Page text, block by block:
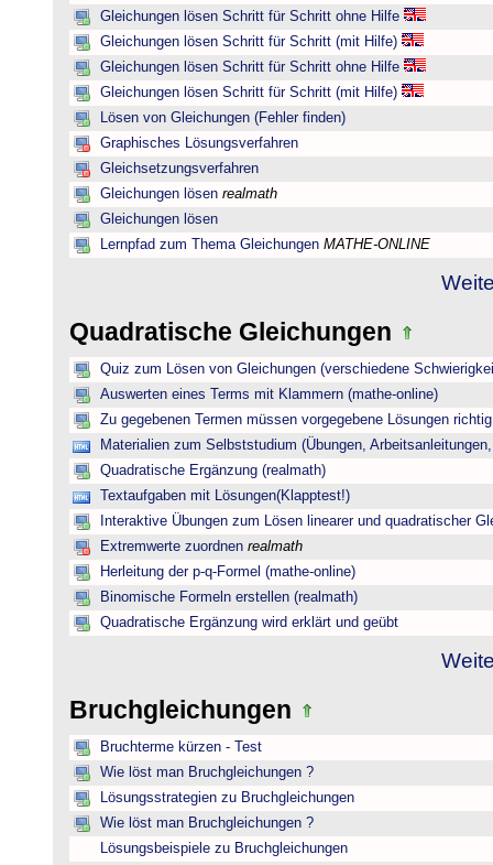
Gleichungen lösen Schritt für Schritt ohne Hilfe
Gleichungen lösen Schritt für Schritt (mit Hilfe)
Gleichungen lösen Schritt für Schritt ohne Hilfe
Gleichungen lösen Schritt für Schritt (mit Hilfe)
Lösen von Gleichungen (Fehler finden)
Graphisches Lösungsverfahren
Gleichsetzungsverfahren
Gleichungen lösen realmath
Gleichungen lösen
Lernpfad zum Thema Gleichungen MATHE-ONLINE
Quadratische Gleichungen
Quiz zum Lösen von Gleichungen (verschiedene
Auswerten eines Terms mit Klammern (mathe-online)
Zu gegebenen Termen müssen vorgegebene Lösungen
Materialien zum Selbststudium (Übungen,
Quadratische Ergänzung (realmath)
Textaufgaben mit Lösungen(Klapptest!)
Interaktive Übungen zum Lösen linearer und quadratischer
Extremwerte zuordnen realmath
Herleitung der p-q-Formel (mathe-online)
Binomische Formeln erstellen (realmath)
Quadratische Ergänzung wird erklärt und geübt
Bruchgleichungen
Bruchterme kürzen - Test
Wie löst man Bruchgleichungen ?
Lösungsstrategien zu Bruchgleichungen
Wie löst man Bruchgleichungen ?
Lösungsbeispiele zu Bruchgleichungen